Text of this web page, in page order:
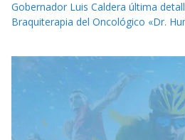
Gobernador Luis Caldera última
Braquiterapia del Oncológico «Dr.